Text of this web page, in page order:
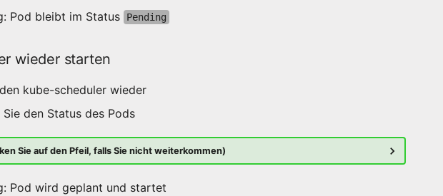
Pod bleibt im Status Pending
wieder starten
kube-scheduler wieder
den Status des Pods
Sie auf den Pfeil, falls Sie nicht weiterkommen)
Pod wird geplant und startet